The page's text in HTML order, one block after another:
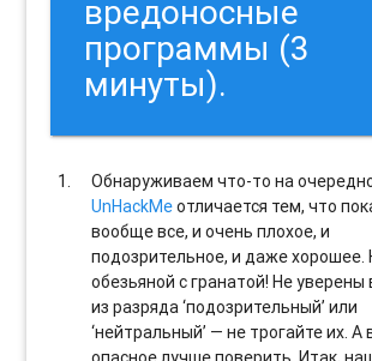
вредоносные
программы (3
минуты).
Обнаруживаем что-то на
UnHackMeотличается тем, что
вообще все, и очень плохое, и
подозрительное, и даже хорошее.
обезьяной с гранатой! Не уверены
из разряда ‘подозрительный’ или
‘нейтральный’ — не трогайте их. А